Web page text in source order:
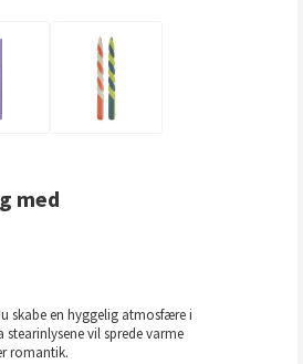
med
skabe en hyggelig atmosfære i
vil sprede varme
romantik.